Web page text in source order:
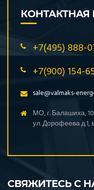
+7(495) 888-
+7(900) 154-
sale@valmaks-
МО, г. Балашиха,
ул. Дорофеева д.1,
СВЯЖИТЕСЬ С